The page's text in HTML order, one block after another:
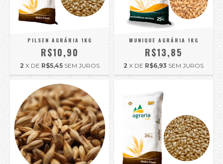
PILSEN AGRÁRIA 1KG
R$10,90
2 X DE R$5,45 SEM JUROS
MUNIQUE AGRÁRIA 1KG
R$13,85
2 X DE R$6,93 SEM JUROS